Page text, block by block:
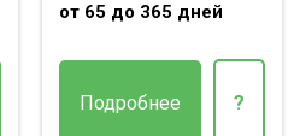
от 65 до 365 дней
Подробнее ?